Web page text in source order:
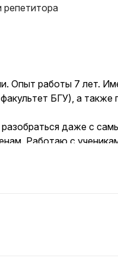
репетитора
Опыт работы 7 лет.
БГУ), а также
даже с
Работаю с
и дополнительные
Постараюсь